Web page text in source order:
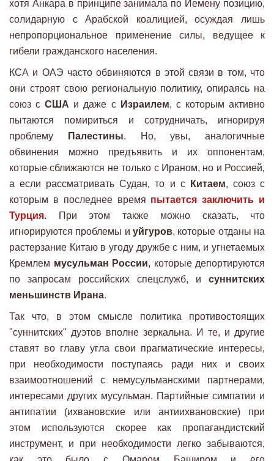
хотя Анкара в принципе занимала по Йемену позицию,
солидарную с Арабской коалицией, осуждая лишь
непропорциональное применение силы, ведущее к
гибели гражданского населения.
КСА и ОАЭ часто обвиняются в этой связи в том, что
они строят свою региональную политику, опираясь на
союз сСША и даже с Израилем, с которым активно
пытаются помириться и сотрудничать, игнорируя
проблему
Палестины. Но, увы, аналогичные
обвинения можно предъявить и их оппонентам,
которые сближаются не только с Ираном, но и Россией,
а если рассматривать Судан, то и с
Китаем, союз с
которым в последнее время пытается заключить и
Турция. При этом также можно сказать, что
игнорируются проблемы и уйгуров, которые отданы на
растерзание Китаю в угоду дружбе с ним, и угнетаемых
Кремлем мусульман России, которые депортируются
по запросам российских спецслужб, и суннитских
меньшинств Ирана.
Так что, в этом смысле политика противостоящих
"суннитских" дуэтов вполне зеркальна. И те, и другие
ставят во главу угла свои прагматические интересы,
при необходимости поступаясь ради них и своих
взаимоотношений с немусульманскими партнерами,
интересами других мусульман. Партийные симпатии и
антипатии (ихвановские или антиихвановские) при
этом используются скорее как пропагандистский
инструмент, и при необходимости легко забываются,